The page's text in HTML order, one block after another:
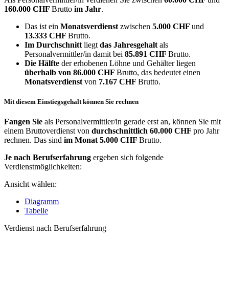
160.000 CHF Brutto im Jahr.
Das ist ein Monatsverdienst zwischen 5.000 CHF und
13.333 CHF Brutto.
Im Durchschnitt liegt das Jahresgehalt als
Personalvermittler/in damit bei 85.891 CHF Brutto.
Die Hälfte der erhobenen Löhne und Gehälter liegen
überhalb von 86.000 CHF Brutto, das bedeutet einen
Monatsverdienst von 7.167 CHF Brutto.
Mit diesem Einstiegsgehalt können Sie rechnen
Fangen Sie als Personalvermittler/in gerade erst an, können Sie mit
einem Bruttoverdienst von durchschnittlich 60.000 CHF pro Jahr
rechnen. Das sind im Monat 5.000 CHF Brutto.
Je nach Berufserfahrung ergeben sich folgende
Verdienstmöglichkeiten:
Ansicht wählen:
Diagramm
Tabelle
Verdienst nach Berufserfahrung